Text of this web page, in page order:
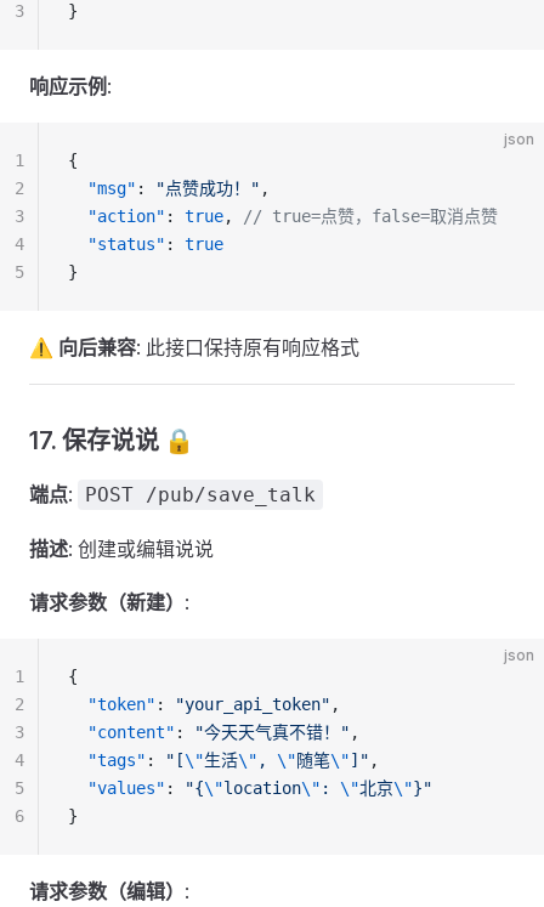
}
3
响应示例 :
json
{
  "msg"
: "点赞成功！" ,
  "action"
: true,
// true=点赞，false=取消点赞
  "status"
: true
}
1
2
3
4
5
⚠️ 向后兼容: 此接口保持原有响应格式
17. 保存说说 🔒
端点: POST /pub/save_talk
描述: 创建或编辑说说
请求参数（新建） :
json
{
  "token"
: "your_api_token" ,
  "content"
: "今天天气真不错！" ,
  "tags"
: "[\"生活\" , \"随笔\"]" ,
  "values"
: "{\"location\" : \"北京\"}"
}
1
2
3
4
5
6
请求参数（编辑） :